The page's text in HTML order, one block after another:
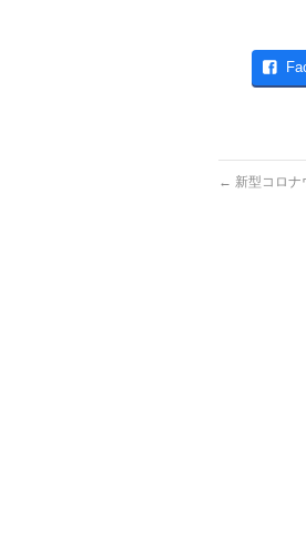
← 新型コロナ